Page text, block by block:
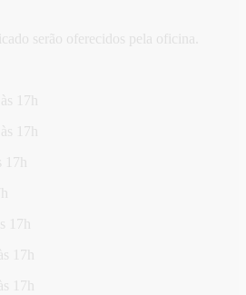
serão oferecidos pela oficina.
17h
17h
17h
17h
17h